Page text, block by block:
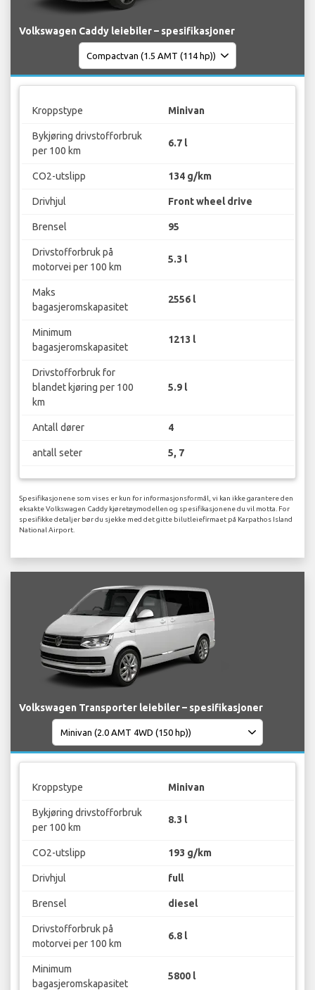
Volkswagen Caddy leiebiler – spesifikasjoner
Kroppstype Minivan
Bykjøring drivstofforbruk
per 100 km
6.7 l
CO2-utslipp 134 g/km
Drivhjul Front wheel drive
Brensel 95
Drivstofforbruk på
motorvei per 100 km
5.3 l
Maks
bagasjeromskapasitet
2556 l
Minimum
bagasjeromskapasitet
1213 l
Drivstofforbruk for
blandet kjøring per 100
km
5.9 l
Antall dører 4
antall seter 5, 7
Spesifikasjonene som vises er kun for informasjonsformål, vi kan ikke garantere den
eksakte Volkswagen Caddy kjøretøymodellen og spesifikasjonene du vil motta. For
spesifikke detaljer bør du sjekke med det gitte bilutleiefirmaet på Karpathos Island
National Airport.
Volkswagen Transporter leiebiler – spesifikasjoner
Kroppstype Minivan
Bykjøring drivstofforbruk
per 100 km
8.3 l
CO2-utslipp 193 g/km
Drivhjul full
Brensel diesel
Drivstofforbruk på
motorvei per 100 km
6.8 l
Minimum
bagasjeromskapasitet
5800 l